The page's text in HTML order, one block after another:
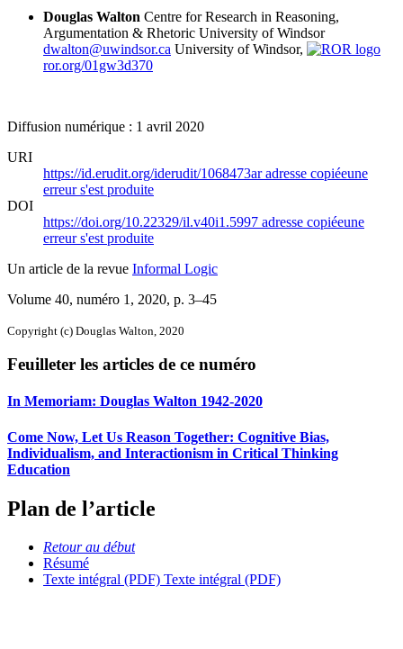
Douglas Walton Centre for Research in Reasoning,
Argumentation & Rhetoric University of Windsor
dwalton@uwindsor.ca University of Windsor,
ror.org/01gw3d370
Diffusion numérique : 1 avril 2020
URI
https://id.erudit.org/iderudit/1068473aradresse copiéeune
erreur s'est produite
DOI
https://doi.org/10.22329/il.v40i1.5997 adresse copiéeune
erreur s'est produite
Un article de la revue Informal Logic
Volume 40, numéro 1, 2020, p. 3–45
Copyright (c) Douglas Walton, 2020
Feuilleter les articles de ce numéro
In Memoriam: Douglas Walton 1942-2020
Come Now, Let Us Reason Together: Cognitive Bias,
Individualism, and Interactionism in Critical Thinking
Education
Plan de l’article
Retour au début
Résumé
Texte intégral (PDF) Texte intégral (PDF)